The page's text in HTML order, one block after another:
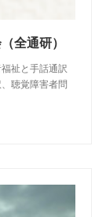
全通研）
祉と手話通訳
聴覚障害者問